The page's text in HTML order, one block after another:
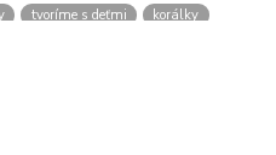
tvoríme s deťmi
korálky